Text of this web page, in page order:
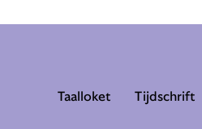
Taalloket Tijdschrift